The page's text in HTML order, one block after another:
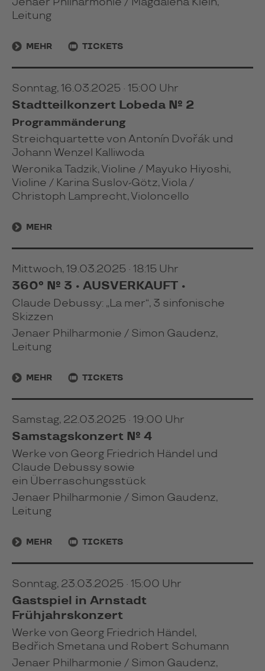
Jenaer Philharmonie / Magdalena Klein,
Leitung
MEHR TICKETS
Sonntag, 16.03.2025 · 15:00 Uhr
Stadtteilkonzert Lobeda № 2
Programmänderung
Streichquartette von Antonín Dvořák und
Johann Wenzel Kalliwoda
Weronika Tadzik, Violine / Mayuko Hiyoshi,
Violine / Karina Suslov-Götz, Viola /
Christoph Lamprecht, Violoncello
MEHR
Mittwoch, 19.03.2025 · 18:15 Uhr
360° № 3 • AUSVERKAUFT •
Claude Debussy: „La mer“, 3 sinfonische
Skizzen
Jenaer Philharmonie / Simon Gaudenz,
Leitung
MEHR TICKETS
Samstag, 22.03.2025 · 19:00 Uhr
Samstagskonzert № 4
Werke von Georg Friedrich Händel und
Claude Debussy sowie
ein Überraschungsstück
Jenaer Philharmonie / Simon Gaudenz,
Leitung
MEHR TICKETS
Sonntag, 23.03.2025 · 15:00 Uhr
Gastspiel in Arnstadt
Frühjahrskonzert
Werke von Georg Friedrich Händel,
Bedřich Smetana und Robert Schumann
Jenaer Philharmonie / Simon Gaudenz,